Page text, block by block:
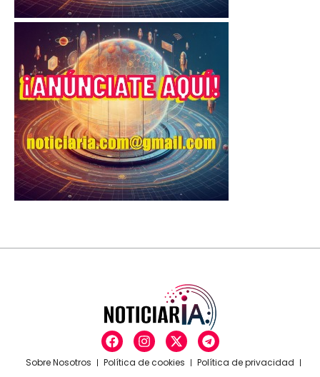
Sobre Nosotros Política de cookies
Política de privacidad